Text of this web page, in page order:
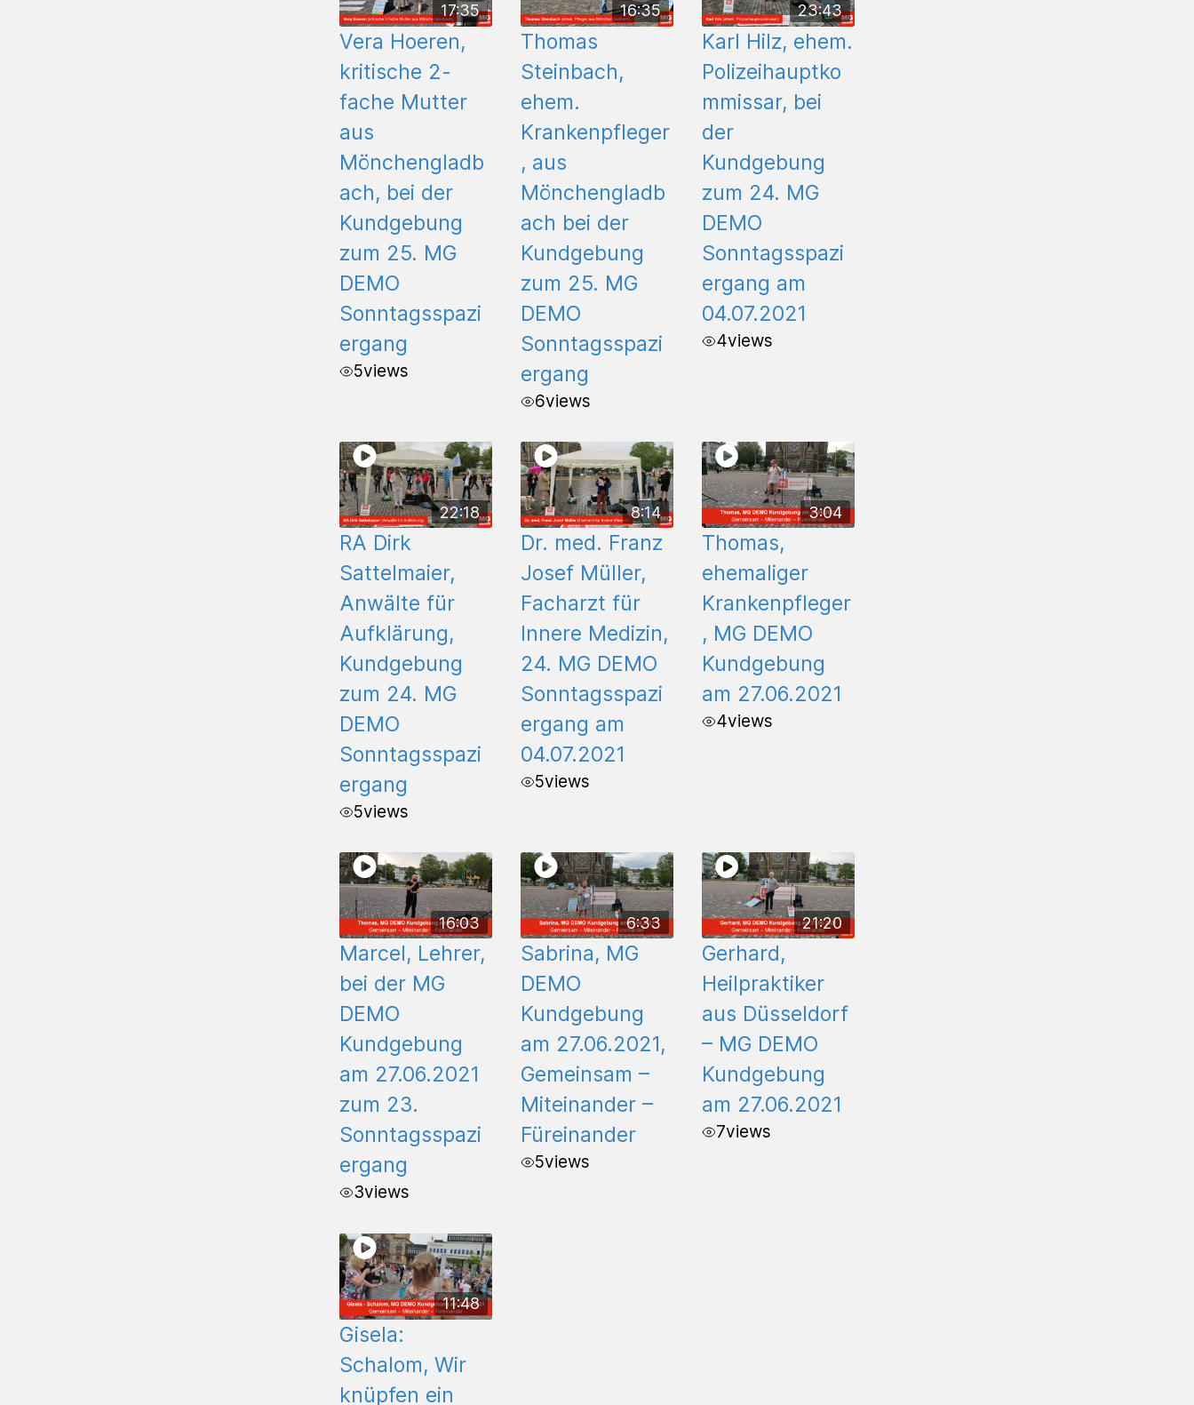
17:35
Vera Hoeren,
kritische 2-
fache Mutter
aus
Mönchengladb
ach, bei der
Kundgebung
zum 25. MG
DEMO
Sonntagsspazi
ergang
5views
16:35
Thomas
Steinbach,
ehem.
Krankenpfleger
, aus
Mönchengladb
ach bei der
Kundgebung
zum 25. MG
DEMO
Sonntagsspazi
ergang
6views
23:43
Karl Hilz, ehem.
Polizeihauptko
mmissar, bei
der
Kundgebung
zum 24. MG
DEMO
Sonntagsspazi
ergang am
04.07.2021
4views
22:18
RA Dirk
Sattelmaier,
Anwälte für
Aufklärung,
Kundgebung
zum 24. MG
DEMO
Sonntagsspazi
ergang
5views
8:14
Dr. med. Franz
Josef Müller,
Facharzt für
Innere Medizin,
24. MG DEMO
Sonntagsspazi
ergang am
04.07.2021
5views
3:04
Thomas,
ehemaliger
Krankenpfleger
, MG DEMO
Kundgebung
am 27.06.2021
4views
16:03
Marcel, Lehrer,
bei der MG
DEMO
Kundgebung
am 27.06.2021
zum 23.
Sonntagsspazi
ergang
3views
6:33
Sabrina, MG
DEMO
Kundgebung
am 27.06.2021,
Gemeinsam –
Miteinander –
Füreinander
5views
21:20
Gerhard,
Heilpraktiker
aus Düsseldorf
– MG DEMO
Kundgebung
am 27.06.2021
7views
11:48
Gisela:
Schalom, Wir
knüpfen ein